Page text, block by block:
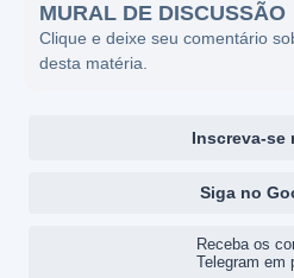
MURAL DE DISCUSSÃO
Clique e deixe seu comentário
desta matéria.
Inscreva-se
Siga no
Receba os
Telegram em